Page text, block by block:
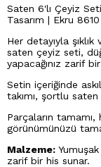
Saten 6'lı Çeyiz Seti
Tasarım | Ekru 8610
Her detayıyla
saten çeyiz seti,
yapacağınız zarif
Setin içeriğinde
takımı, şortlu
Parçaların tamamı,
görünümünüzü
Malzeme:
zarif bir his sunar.